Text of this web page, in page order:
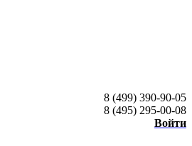
8 (499) 390-90-05
8 (495) 295-00-08
Войти